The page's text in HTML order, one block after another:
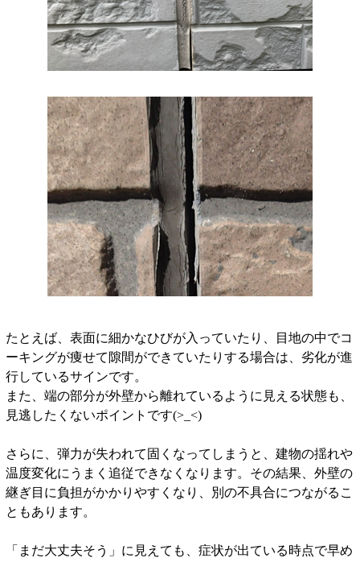
たとえば、表面に細かなひびが入っていたり、目地の中でコ
ーキングが痩せて隙間ができていたりする場合は、劣化が進
行しているサインです。
また、端の部分が外壁から離れているように見える状態も、
見逃したくないポイントです(>_<)
さらに、弾力が失われて固くなってしまうと、建物の揺れや
温度変化にうまく追従できなくなります。その結果、外壁の
継ぎ目に負担がかかりやすくなり、別の不具合につながるこ
ともあります。
「まだ大丈夫そう」に見えても、症状が出ている時点で早め